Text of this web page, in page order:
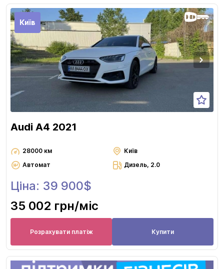
Київ
Audi A4 2021
28000 км
Київ
Автомат
Дизель, 2.0
Ціна: 39 900$
35 002 грн/міс
Розрахувати платіж Купити